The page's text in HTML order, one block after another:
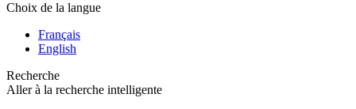
Choix de la langue
Français
English
Recherche
Aller à la recherche intelligente